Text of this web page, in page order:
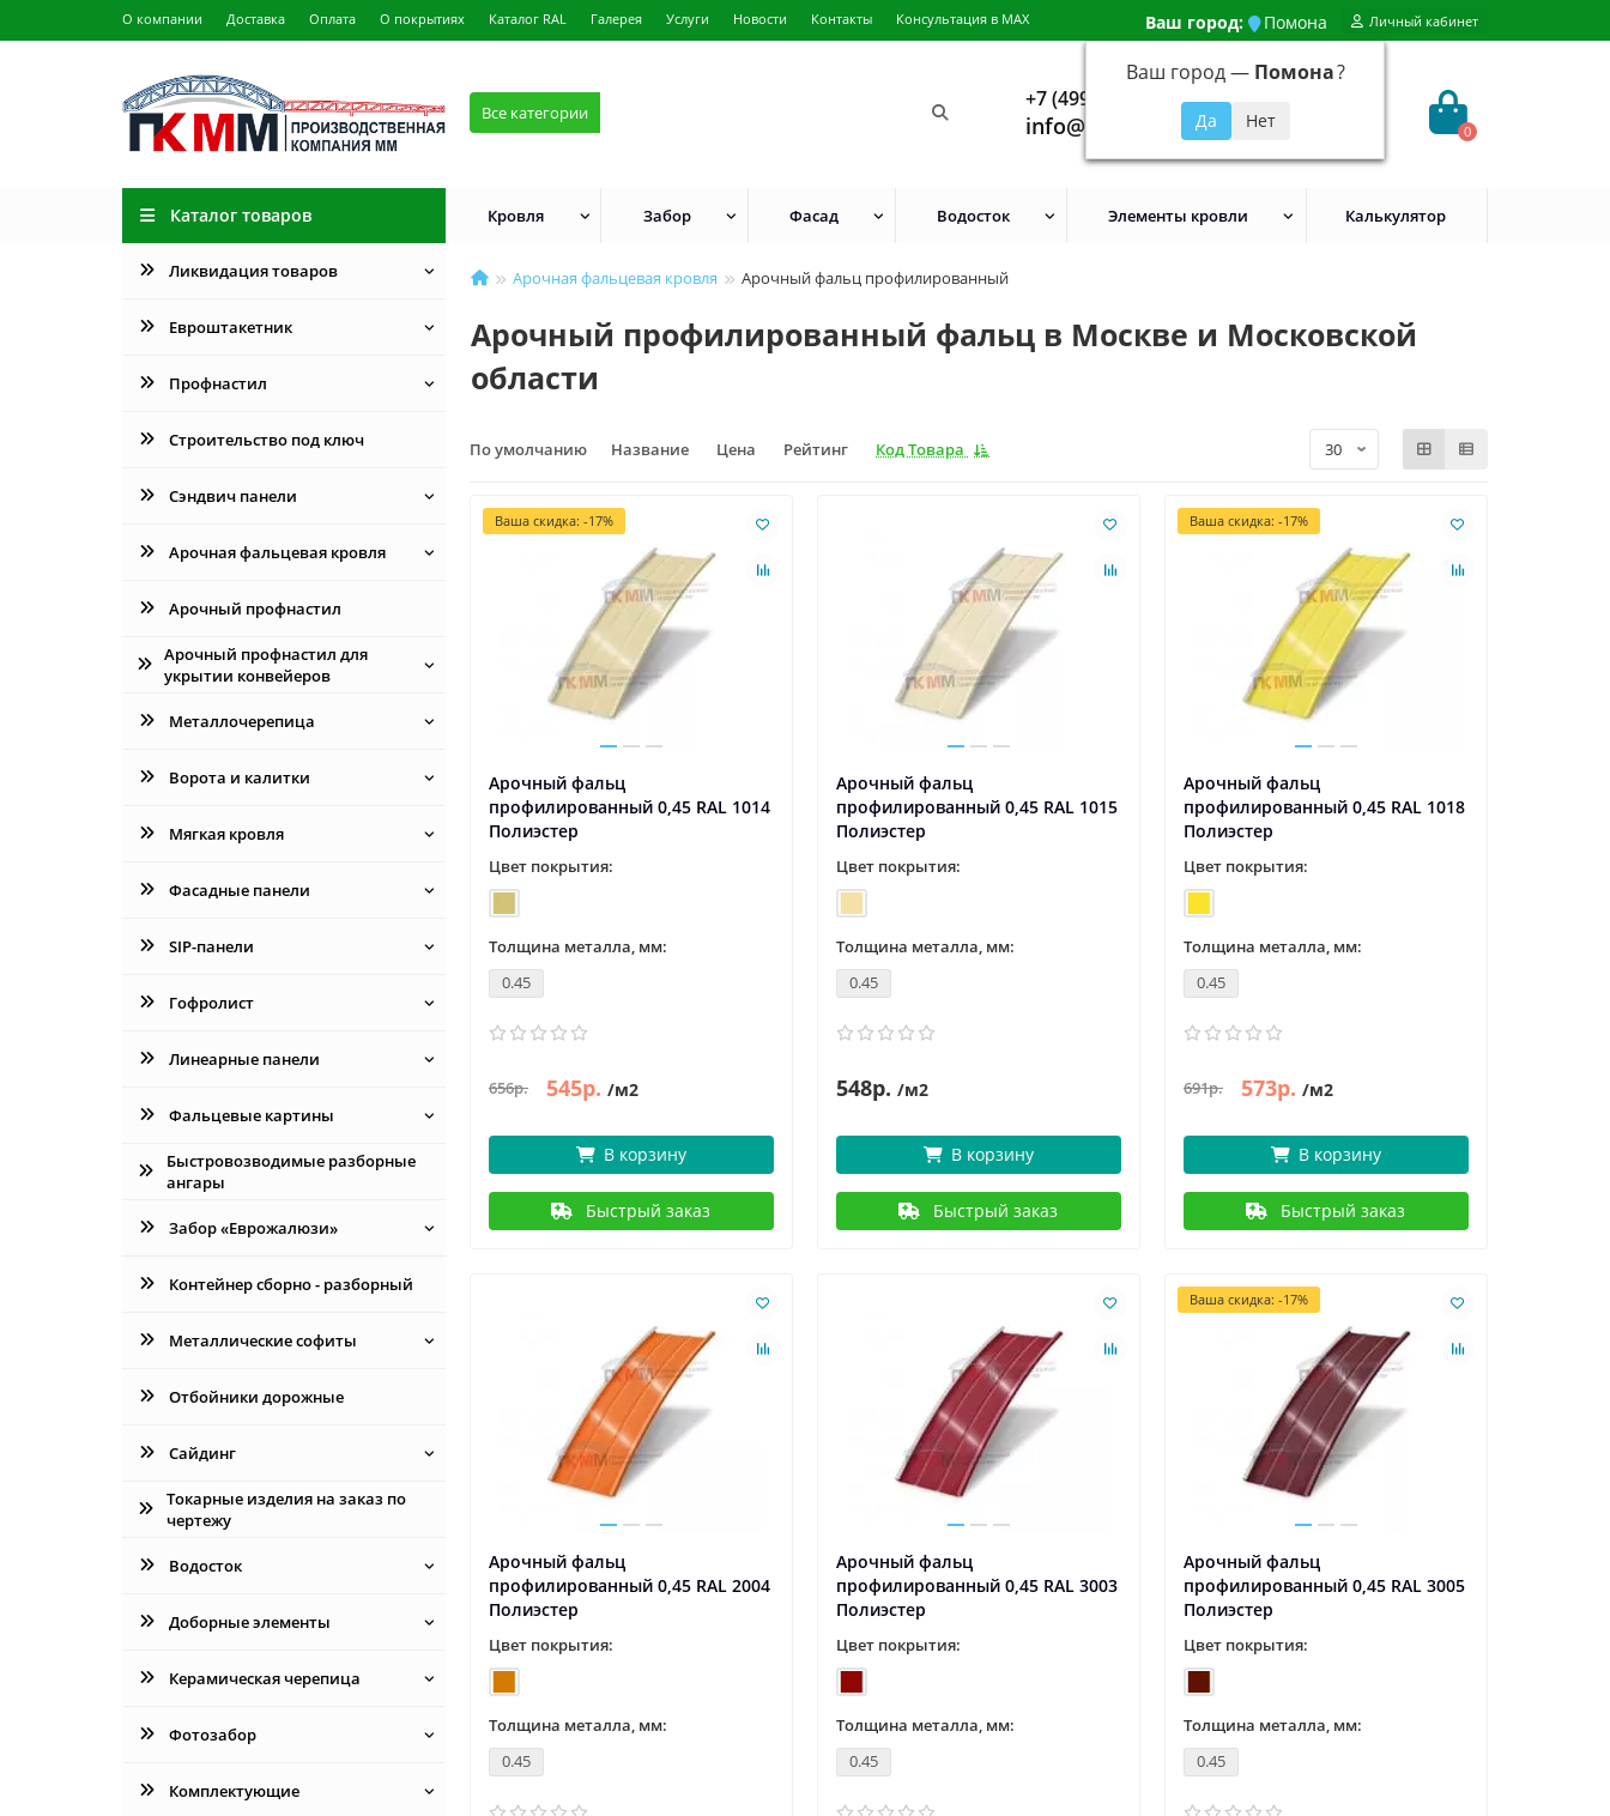
О компании Доставка Оплата О покрытиях Каталог RAL Галерея Услуги Новости Контакты Консультация в MAX Ваш город: Помона
Ваш город — Помона?
Личный кабинет
Все категории
+7 (499) 648-92-94
info@evroshtaketnikmoskva.ru 0
Каталог товаров
Ликвидация товаров
Евроштакетник
Профнастил
Строительство под ключ
Сэндвич панели
Арочная фальцевая кровля
Арочный профнастил
Арочный профнастил для
укрытии конвейеров
Металлочерепица
Ворота и калитки
Мягкая кровля
Фасадные панели
SIP-панели
Гофролист
Линеарные панели
Фальцевые картины
Быстровозводимые разборные
ангары
Забор «Еврожалюзи»
Контейнер сборно - разборный
Металлические софиты
Отбойники дорожные
Сайдинг
Токарные изделия на заказ по
чертежу
Водосток
Доборные элементы
Керамическая черепица
Фотозабор
Комплектующие
Кровля Забор Фасад Водосток Элементы кровли Калькулятор
Арочная фальцевая кровля Арочный фальц профилированный
Арочный профилированный фальц в Москве и Московской
области
По умолчанию Название Цена Рейтинг Код Товара
Ваша скидка: -17%
Арочный фальц
профилированный 0,45 RAL 1014
Полиэстер
Цвет покрытия:
Толщина металла, мм:
0.45
656р. 545р. /м2
В корзину
Быстрый заказ
Арочный фальц
профилированный 0,45 RAL 1015
Полиэстер
Цвет покрытия:
Толщина металла, мм:
0.45
548р. /м2
В корзину
Быстрый заказ
Ваша скидка: -17%
Арочный фальц
профилированный 0,45 RAL 1018
Полиэстер
Цвет покрытия:
Толщина металла, мм:
0.45
691р. 573р. /м2
В корзину
Быстрый заказ
Арочный фальц
профилированный 0,45 RAL 2004
Полиэстер
Цвет покрытия:
Толщина металла, мм:
0.45
Арочный фальц
профилированный 0,45 RAL 3003
Полиэстер
Цвет покрытия:
Толщина металла, мм:
0.45
Ваша скидка: -17%
Арочный фальц
профилированный 0,45 RAL 3005
Полиэстер
Цвет покрытия:
Толщина металла, мм:
0.45